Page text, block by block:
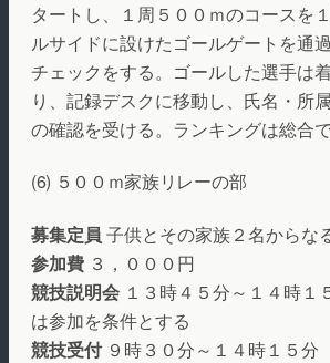
タートし、１周５００ｍのコースを
ルサイドに設けたゴールゲートを通
チェックをする。ゴールした選手は
り、記録デスクに移動し、氏名・所
の確認を受ける。ランキングは総合で
(6) ５００ｍ家族リレーの部
募集定員 子供とその家族２名からな
参加費 ３，０００円
競技説明会 １３時４５分～１４時
は参加を条件とする
競技受付９時３０分～１４時１５